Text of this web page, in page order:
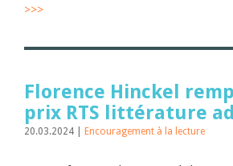
>>>
Florence Hinckel
prix RTS littérature
20.03.2024 | Encouragement à la lecture